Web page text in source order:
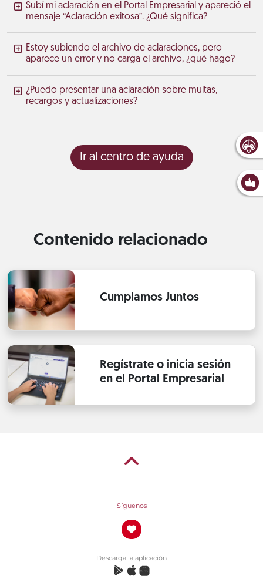
Subí mi aclaración en el Portal Empresarial y apareció el
mensaje “Aclaración exitosa”. ¿Qué significa?
Estoy subiendo el archivo de aclaraciones, pero
aparece un error y no carga el archivo, ¿qué hago?
¿Puedo presentar una aclaración sobre multas,
recargos y actualizaciones?
Ir al centro de ayuda
Contenido relacionado
Cumplamos Juntos
Regístrate o inicia sesión
en el Portal Empresarial
Síguenos
Descarga la aplicación